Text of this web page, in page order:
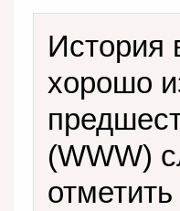
История
хорошо
(WWW)